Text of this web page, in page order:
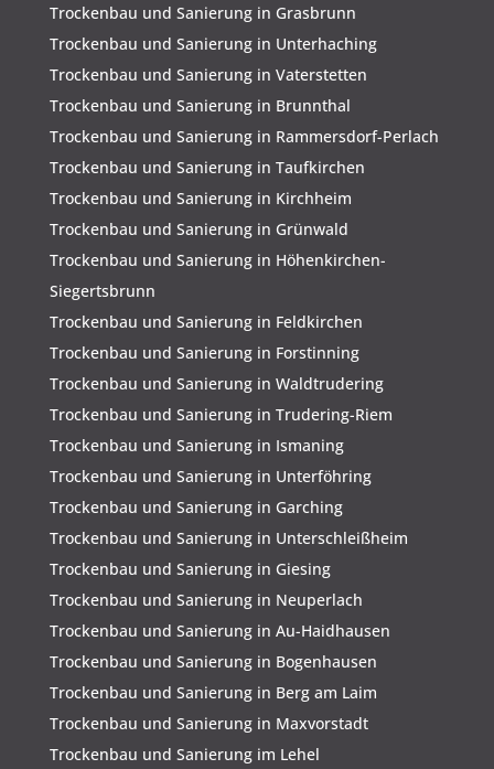
Trockenbau und Sanierung in Grasbrunn
Trockenbau und Sanierung in Unterhaching
Trockenbau und Sanierung in Vaterstetten
Trockenbau und Sanierung in Brunnthal
Trockenbau und Sanierung in Rammersdorf-Perlach
Trockenbau und Sanierung in Taufkirchen
Trockenbau und Sanierung in Kirchheim
Trockenbau und Sanierung in Grünwald
Trockenbau und Sanierung in Höhenkirchen-
Siegertsbrunn
Trockenbau und Sanierung in Feldkirchen
Trockenbau und Sanierung in Forstinning
Trockenbau und Sanierung in Waldtrudering
Trockenbau und Sanierung in Trudering-Riem
Trockenbau und Sanierung in Ismaning
Trockenbau und Sanierung in Unterföhring
Trockenbau und Sanierung in Garching
Trockenbau und Sanierung in Unterschleißheim
Trockenbau und Sanierung in Giesing
Trockenbau und Sanierung in Neuperlach
Trockenbau und Sanierung in Au-Haidhausen
Trockenbau und Sanierung in Bogenhausen
Trockenbau und Sanierung in Berg am Laim
Trockenbau und Sanierung in Maxvorstadt
Trockenbau und Sanierung im Lehel